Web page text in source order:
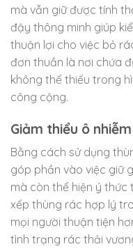
mà vẫn giữ được tính
đậy thông minh giúp
thuận lợi cho việc bỏ
đơn thuần là nơi chứa
không thể thiếu trong
công cộng.
Giảm thiểu ô
Bằng cách sử dụng
góp phần vào việc giữ
mà còn thể hiện ý thức
xếp thùng rác hợp lý
mọi người thuận tiện
tình trạng rác thải